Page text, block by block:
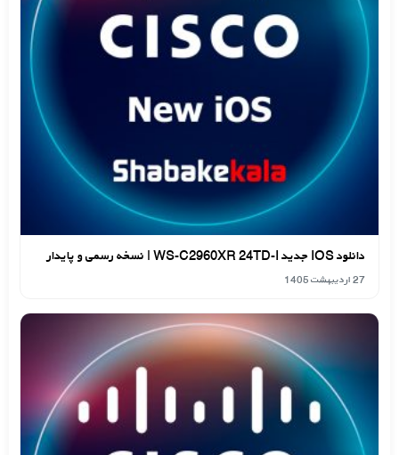
دانلود IOS جدید WS-C2960XR 24TD-I | نسخه رسمی و پایدار
27 اردیبهشت 1405